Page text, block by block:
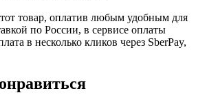
товар, оплатив любым удобным для
по России, в сервисе оплаты
в несколько кликов через SberPay,